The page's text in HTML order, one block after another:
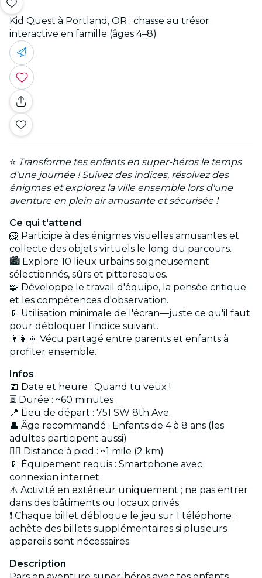
Kid Quest à Portland, OR : chasse au trésor
interactive en famille (âges 4–8)
⭐ Transforme tes enfants en super-héros le temps
d'une journée ! Suivez des indices, résolvez des
énigmes et explorez la ville ensemble lors d'une
aventure en plein air amusante et sécurisée !
Ce qui t'attend
🦁 Participe à des énigmes visuelles amusantes et
collecte des objets virtuels le long du parcours.
🏙️ Explore 10 lieux urbains soigneusement
sélectionnés, sûrs et pittoresques.
🧩 Développe le travail d'équipe, la pensée critique
et les compétences d'observation.
📱 Utilisation minimale de l'écran—juste ce qu'il faut
pour débloquer l'indice suivant.
👨‍👩‍👦 Vécu partagé entre parents et enfants à
profiter ensemble.
Infos
📅 Date et heure : Quand tu veux !
⏳ Durée : ~60 minutes
📍 Lieu de départ : 751 SW 8th Ave.
👤 Âge recommandé : Enfants de 4 à 8 ans (les
adultes participent aussi)
🏃‍♂️ Distance à pied : ~1 mile (2 km)
📱 Équipement requis : Smartphone avec
connexion internet
⚠️ Activité en extérieur uniquement ; ne pas entrer
dans des bâtiments ou locaux privés
❗ Chaque billet débloque le jeu sur 1 téléphone ;
achète des billets supplémentaires si plusieurs
appareils sont nécessaires.
Description